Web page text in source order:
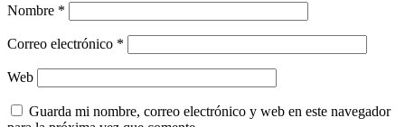
Nombre *
Correo electrónico *
Web
Guarda mi nombre, correo electrónico y web en este navegador